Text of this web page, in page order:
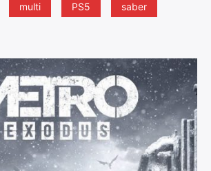
multi PS5 saber